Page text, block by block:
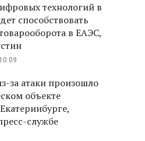
технологий в
способствовать
в ЕАЭС,
за атаки произошло
объекте
службе